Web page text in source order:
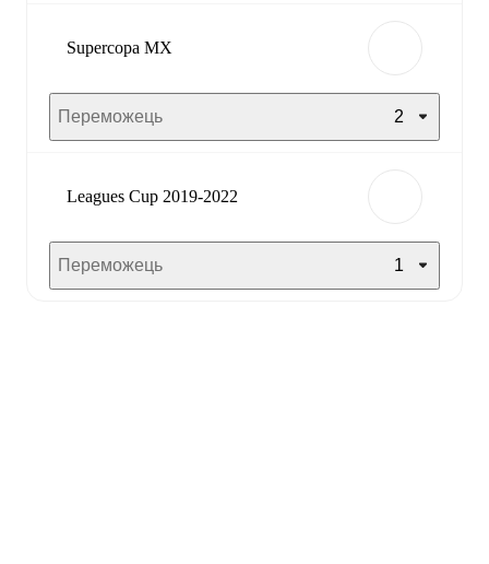
Supercopa MX
Переможець 2
Leagues Cup 2019-2022
Переможець 1